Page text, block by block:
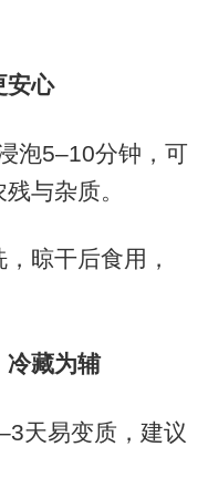
心
5–10分钟，可
与杂质。
晾干后食用，
藏为辅
天易变质，建议